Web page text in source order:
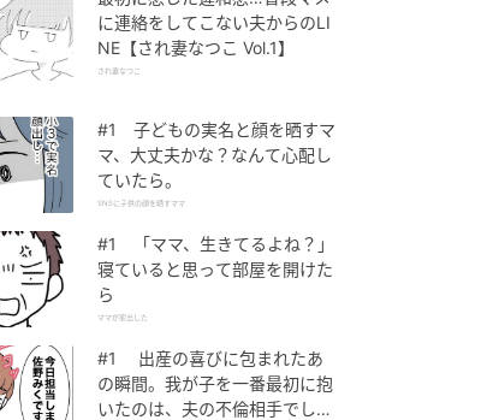
に連絡をしてこない夫からのLI
NE【され妻なつこ Vol.1】
され妻なつこ
#1 子どもの実名と顔を晒すマ
マ、大丈夫かな？なんて心配し
ていたら。
SNSに子供の顔を晒すママ
#1 「ママ、生きてるよね？」
寝ていると思って部屋を開けた
ら
ママが家出した
#1 出産の喜びに包まれたあ
の瞬間。我が子を一番最初に抱
いたのは、夫の不倫相手でし